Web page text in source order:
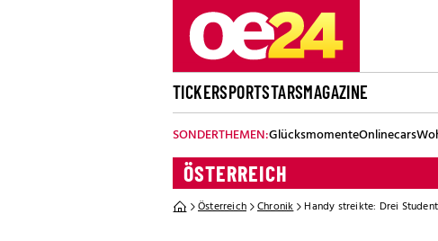
TICKERSPORTSTARSMAGAZINE
SONDERTHEMEN:GlücksmomenteOnlinecars
ÖSTERREICH
Österreich Chronik Handy streikte: Drei